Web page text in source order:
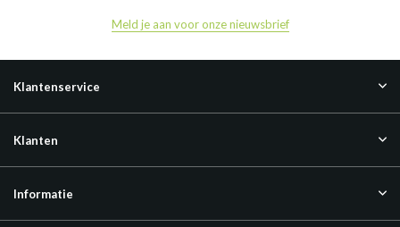
Meld je aan voor onze nieuwsbrief
Klantenservice
Klanten
Informatie